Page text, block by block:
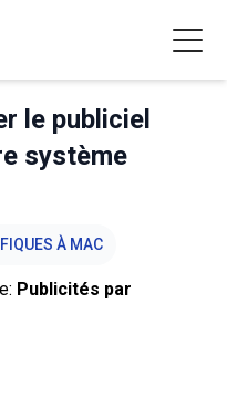
le publiciel
système
À MAC
Publicités par